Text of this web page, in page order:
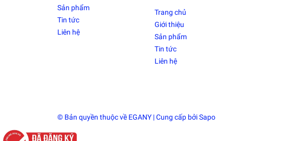
Sản phẩm
Tin tức
Liên hệ
Trang chủ
Giới thiệu
Sản phẩm
Tin tức
Liên hệ
© Bản quyền thuộc về EGANY | Cung cấp bởiSapo